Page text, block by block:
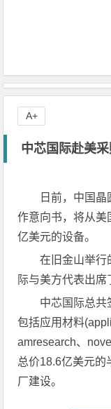
中芯国际赴美
日前，中国
作意向书，将从美
亿美元的设备。
在旧金山举行
际与美方代表出席
中芯国际总共
包括应用材料
amresearch、
总价18.6亿美元的
厂建设。
A+